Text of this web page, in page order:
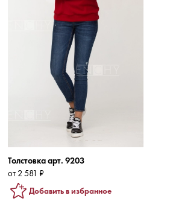
Толстовка арт. 9203
от 2 581 ₽
Добавить в избранное